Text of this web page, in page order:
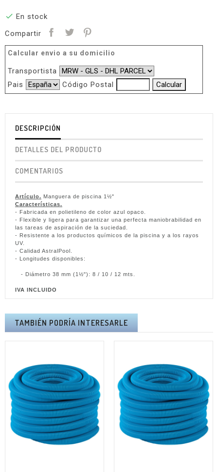
 En stock
Compartir
Calcular envio a su domicilio
Transportista
Pais
Código Postal
DESCRIPCIÓN
DETALLES DEL PRODUCTO
COMENTARIOS
Artículo. Manguera de piscina 1½"
Características.
- Fabricada en polietileno de color azul opaco.
- Flexible y ligera para garantizar una perfecta maniobrabilidad en
las tareas de aspiración de la suciedad.
- Resistente a los productos químicos de la piscina y a los rayos
UV.
- Calidad AstralPool.
- Longitudes disponibles:
- Diámetro 38 mm (1½"): 8 / 10 / 12 mts.
IVA INCLUIDO
TAMBIÉN PODRÍA INTERESARLE